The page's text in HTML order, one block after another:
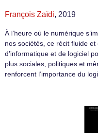
François Zaïdi, 2019
À l’heure où le numérique
nos sociétés, ce récit fluide
d’informatique et de logiciel
plus sociales, politiques et
renforcent l’importance du